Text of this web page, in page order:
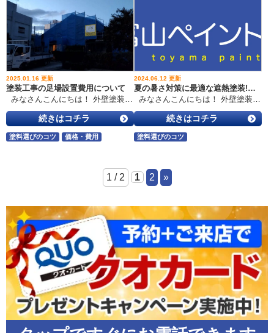
塗料選びのコツ
2025.01.16 更新
塗装工事の足場設置費用について
みなさんこんにちは！ 外壁塗装・屋根塗装・雨漏り工事専門店の 富山ペイントセンターです。 ”地域密着” 私たちは、富山市草島にショールームを構え 富山市を中心とした 建物を長持ちさせる施工メーカーです。 地域の皆様の住まいを守り、暮らしを守ります。 雨漏り、外壁塗装、屋根塗装、外装リフォームは 富山ペイントセンターにお任せください！ 塗装工事の足場設置費用について 塗装工事を考える際、意外と見過ごされがちな足場設置費用安全性や作業効率を確保するために欠かせない足場ですが、費用がどのように決まるのか、気になったことはありませんか？この記事では、足場設置費用の相場や変動要因、重要性について詳しく解説します。 目次 足場設置が必要な理由 足場設置費用の相場 富山ペイントセンターの足場費用について 費用の透明性を確保するためのポイント まとめ 1. 足場設置が必要な理由 足場は、工事を安全かつ効率的に進めるために欠かせない設備です。足場がないと、高所での作業が不安定になり、事故やトラブルのリスクが高まります。また、メッシュシートを取り付けることで塗料の飛散を防ぎ、近隣住民への配慮にもつながります。 2. 足場設置費用の相場 費用の目安 足場設置費用は、1㎡あたり800～1,200円が相場です。ただし、実際の費用は以下の要因によって変動します。 富山ペイントセンターの実際の例 以下は、実際に発生した塗装工事での足場設置費用の例です 塗装面積：191㎡ → 足場面積：263㎡ 総費用：28万円 1㎡あたり 1,065円/㎡ 塗装面積：209㎡ → 足場面積：298㎡ 総費用：32万円 1㎡あたり 1,074円/㎡ 塗装面積：190㎡ → 足場面積：340㎡ 総費用：34万円 1㎡あたり 1,000円/㎡ 足場面積が外壁面積より広くなる理由 一般的に、足場面積は塗装面積（外壁面積）より平均して100㎡ほど大きくなるのが標準です。これは以下の理由によるものです 外壁からの距離：作業スペースを確保するため、外壁から約50cm～1m離して設置。 高さへの余裕：軒下や屋根の高さを超えて足場を組む必要がある。 安全対策：落下防止や作業効率を確保するため、十分な広さを確保。 3. 富山ペイントセンターの足場費用について 富山ペイントセンターでは、足場費用に以下の内容が含まれています 主な費用項目 足場設置費用メッシュシートの設置も含みます。塗料の飛散を防止し、近隣住民への配慮を徹底します。 資材運搬費（設置・撤去）足場資材の運搬や設置・撤去にかかる費用。 昇降用階段の設置作業員が安全に昇降できる階段を設置します。 追加費用の可能性 現場の条件によっては、以下の追加費用が発生する場合があります 狭所作業作業スペースが狭い場合、特別な運搬や設置作業が必要となります。 道路使用足場やトラックが道路にはみ出す場合、「道路使用許可申請」が必要です。この手続きと関連費用が発生します。 壁繋ぎ設置足場の安定性を高めるために、建物の壁に固定する金具を設置します。高所や特殊な建物では追加作業が必要になることがあります。 小運搬設置場所とトラックの駐車場所が離れている場合、資材を手作業や小型機器で運搬するための追加作業費が発生します。 4. 費用の透明性を確保するためのポイント 足場設置費用を明確に把握し、納得のいく工事を進めるために以下のポイントを確認しましょう 見積もりの明細を確認足場代やメッシュシート、運搬費用などが詳細に記載されているかをチェックしましょう。 業者に質問する足場面積の計算方法や費用の内訳について説明を求めることで、透明性を確保できます。 相場と大きく異なる場合の注意相場を大きく下回る場合は手抜き工事の可能性が、逆に高すぎる場合は過剰請求のリスクがあります。 5. まとめ 塗装工事における足場設置は、安全性と品質を確保するための重要なステップです。費用には透明性が求められるため、見積もり時に明細をしっかり確認し、信頼できる業者に依頼しましょう。 私たちは、富山市を中心とした ”地域密着”で建物を長持ちさせる施工メーカーです。 富山ペイントセンターは昭和50年に創業し、地域の皆さまから選ばれ続けてきました。 「10年後、20年後の塗装も 富山ペイントセンターに依頼したい！」 これからもそう思っていただけるよう、私たちは外壁塗装、屋根塗装・雨漏り工事の技術力・品質を磨きます。 そして、皆さまが笑顔で喜んでいただける外壁塗装、屋根塗装・雨漏り工事専門店にしていきたいと思いますので、どうぞよろしくお願いいたします。 富山ペイントセンターはご相談、診断、お見積りは無料です。 お気軽にご相談ください。 お問い合わせはコチラ 富山ペイントセンターは富山市草島にショールームを構えています。 ショールームでは実物サンプルを見て、専門家に話を聞くことが出来ます。 他にも、実際のお家の写真でカラーシミュレーションを行い お住まいの新しい表情を見ることもでき、 塗装した際のイメージをつかみやすくなります。 ご来店予約はコチラ ※ページ下部にあります。 富山ペイントセンターは、 ご相談、診断、お見積り すべて 無料 です！ お問い合わせ、ご相談は気軽におかけください。 ０１２０-８０８-１３３
続きはコチラ
塗料選びのコツ 価格・費用
2024.06.12 更新
夏の暑さ対策に最適な遮熱塗装!室温を下げる驚きの効果と選び方
みなさんこんにちは！ 外壁塗装・屋根塗装・雨漏り工事専門店の 富山ペイントセンターです。 ”地域密着” 私たちは、富山市草島にショールームを構え 富山市を中心とした 建物を長持ちさせる施工メーカーです。 地域の皆様の住まいを守り、暮らしを守ります。 雨漏り、外壁塗装、屋根塗装、外装リフォームは 富山ペイントセンターにお任せください！ 夏の暑さ対策に最適な遮熱塗装!室温を下げる驚きの効果と選び方 メタディスクリプション： 遮熱塗装は夏の暑さ対策の優れた選択肢です。塗料の特殊な顔料が太陽光の熱を反射し、室内温度の上昇を大きく抑えます。本記事では遮熱塗装の仕組みと効果、おすすめ製品の選び方までわかりやすく解説しています。快適な夏を過ごすための秘訣を見逃すな! 記事本文： はじめに 夏の暑さ対策として、遮熱塗装は優れた選択肢となります。遮熱塗料は太陽光の熱を反射し、屋根や外壁の温度上昇を抑えることで、室内の過度な温度上昇を防ぎます。本記事では、遮熱塗装の仕組みと効果、選び方のポイントなどを詳しく解説していきます。 遮熱塗装の仕組み 遮熱塗装は、塗料に配合された特殊な顔料が太陽光の赤外線を反射することで、効果を発揮します。一般的な塗料と比べて、遮熱塗料には高い日射反射率があり、屋根や外壁の温度上昇を大幅に抑えることができます。 日射反射率 日射反射率とは、塗膜が日射を反射する割合を示す値です。遮熱塗料は高い日射反射率を持っているため、太陽光の熱を効率的に反射することができます。一般的な塗料の日射反射率が20~30%程度なのに対し、遮熱塗料の日射反射率は60~80%と非常に高くなっています。 日射反射率の高さは、塗料の色によっても変わります。明るい色の塗料ほど日射反射率が高く、白色の遮熱塗料では80%を超える日射反射率を実現する製品もあります。一方、濃い色の塗料は日射反射率が低くなる傾向にあります。 遮熱性能の要素 遮熱塗料の遮熱性能は、以下の3つの要素によって決まります。 日射反射率: 太陽光の熱を反射する能力 放射性能: 吸収した熱を効率的に放出する能力 熱伝導性能: 建物内部への熱の伝わりにくさ これらの要素が高いほど、遮熱効果が高くなります。遮熱塗料メーカーは、これらの性能を向上させるための配合や製造方法を研究しています。 遮熱塗装の効果 遮熱塗装には、室内温度の上昇抑制や省エネ効果などのメリットがあります。実際の効果は建物の構造や気候、塗料の種類によって異なりますが、夏場の快適性を大きく向上させることができます。 室内温度の上昇抑制 遮熱塗装の最大のメリットは、室内温度の上昇を抑える効果です。環境省の実験では、遮熱塗料を使用することで、夏の室温が1.8度、体感温度が2.0度下がったことが確認されています。また、屋根の表面温度も7.3~7.8度下がったと報告されています。 室内温度の上昇を抑えられれば、エアコンに頼らずに快適に過ごすことができます。エアコンの使用を控えめにすることで、電気代の削減にもつながります。 省エネ効果 遮熱塗装により、冷房の使用を抑えられるため、省エネ効果が期待できます。環境省の実験では、遮熱塗料を使用した場合、年間の冷房費が16,069円~18,331円安くなったことが分かっています。 一方で、遮熱塗料では断熱効果がないため、冬場の暖房費が10,143円~5,656円高くなる可能性があります。しかし、年間を通して見れば、空調費用は1,839円~7,547円の削減になるとのことです。 建材の保護効果 遮熱塗装は、建物の屋根や外壁の温度上昇を抑えるため、建材の劣化を防ぐ効果も期待できます。高温による建材の変形や劣化を軽減できるため、建物の耐久性が向上します。 また、屋根材の温度上昇を抑えることで、夏場の室内への熱の伝わりを最小限に抑えられます。結果として、エアコンの負荷が軽減され、より効率的な冷房運転が可能になります。 遮熱塗装の種類と選び方 遮熱塗料には様々な種類があり、それぞれ特徴が異なります。自分の用途や環境に合った遮熱塗料を選ぶことが重要です。また、塗装の際は適切な施工を行う必要があります。 主要な遮熱塗料 主要な遮熱塗料には以下のようなものがあります。 製品名 メーカー 特徴 ガイナ 日本遮熱塗料協会 高い日射反射率と耐候性 サーモアイシリーズ 日本ペイント 高い遮熱性能と美観の保持 クールタイトシリーズ エスケー化研 JIS規格認証品、長期に渡る遮熱性能 スーパーシャネツサーモF アステックペイント 省エネ効果と耐候性の両立 これらの製品は、全て一定の遮熱性能を持っていますが、耐候性や美観の保持など、特徴が異なります。自分の用途に合わせて、適切な製品を選ぶことが重要です。 塗料の選び方 遮熱塗料を選ぶ際のポイントは以下の通りです。 日射反射率: 80%以上が望ましい 放射性能: 高いほど効果的 耐久性: 長期間効果が持続するものを選ぶ 価格: 性能と価格のバランスを考慮する 色: 明るい色ほど遮熱効果が高い また、遮熱塗料を塗る箇所によっても、適した製品が異なります。屋根用と外壁用で、求められる性能が変わってくるためです。メーカーの推奨する用途を確認し、適切な製品を選ぶことが大切です。 適切な施工 遮熱塗料を使ったとしても、施工が適切でないと十分な効果が得られません。塗膜に厚み不足があると遮熱効果が低下したり、下地の汚れや養生の不備で塗膜の密着性が悪くなったりすることがあります。 施工の際は、メーカーの指示に従って、塗装面の下地処理や塗装方法を守ることが重要です。専門業者に依頼すれば、適切な施工が行えます。 遮熱塗装の注意点 遮熱塗装には以下のような注意点があります。これらを理解した上で、遮熱塗装を検討する必要があります。 断熱効果がない 遮熱塗料には断熱効果がないため、夏場の室温上昇を抑える効果はあるものの、冬場の保温効果は期待できません。寒冷地などでは、遮熱塗料と併せて断熱対策を行う必要があります。 塗膜の劣化による効果の低下 塗膜が時間の経過や紫外線などで劣化すると、遮熱効果が低下します。また、塗膜表面の汚れによっても遮熱性能が下がることがあります。一定期間ごとの塗り替えが必要になってくるでしょう。 価格が高め 一般的な塗料に比べ、遮熱塗料は価格が高めです。高い遮熱性能を実現するための特殊な配合が、コストアップの要因となっています。予算に合わせて、適切な製品を選ぶ必要があります。 まとめ 遮熱塗装は、夏の暑さ対策として有効な手段です。太陽光の熱を反射することで、室内の温度上昇を抑え、省エネにもつながります。一方で注意点もあるため、用途に合わせて適切な製品を選び、施工を行うことが大切です。 断熱性能がない点や価格が高めなど、デメリットもありますが、温熱環境の改善効果は大きいです。自宅やオフィスなど、建物の用途に合わせて検討してみてはいかがでしょうか。夏を快適に過ごせるはずです。 私たちは、富山市を中心とした ”地域密着”で建物を長持ちさせる施工メーカーです。 富山ペイントセンターは昭和50年に創業し、地域の皆さまから選ばれ続けてきました。 「10年後、20年後の塗装も 富山ペイントセンターに依頼したい！」 これからもそう思っていただけるよう、私たちは外壁塗装、屋根塗装・雨漏り工事の技術力・品質を磨きます。 そして、皆さまが笑顔で喜んでいただける外壁塗装、屋根塗装・雨漏り工事専門店にしていきたいと思いますので、どうぞよろしくお願いいたします。 富山ペイントセンターはご相談、診断、お見積りは無料です。 お気軽にご相談ください。 お問い合わせはコチラ 富山ペイントセンターは富山市草島にショールームを構えています。 ショールームでは実物サンプルを見て、専門家に話を聞くことが出来ます。 他にも、実際のお家の写真でカラーシミュレーションを行い お住まいの新しい表情を見ることもでき、 塗装した際のイメージをつかみやすくなります。 ご来店予約はコチラ ※ページ下部にあります。 富山ペイントセンターは、 ご相談、診断、お見積り すべて 無料 です！ お問い合わせ、ご相談は気軽におかけください。 ０１２０-８０８-１３３
続きはコチラ
塗料選びのコツ
1 / 2 1 2 »